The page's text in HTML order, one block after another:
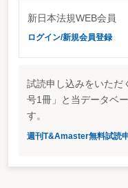
－4）。
一部議決権制限株式の議決権は
議決権株式だけは除いたとこ
２④）。財基通においても、商
決権総数」には、「株主総会
に係る議決権の数」を含める
188－6、189－2（注））。
このほか、ストックオプショ
新日本法規WEB会員
ログイン/新規会員登録
試読申し込みをいただ
号1冊」と当データベ
す。
週刊T&Amaster無料試読